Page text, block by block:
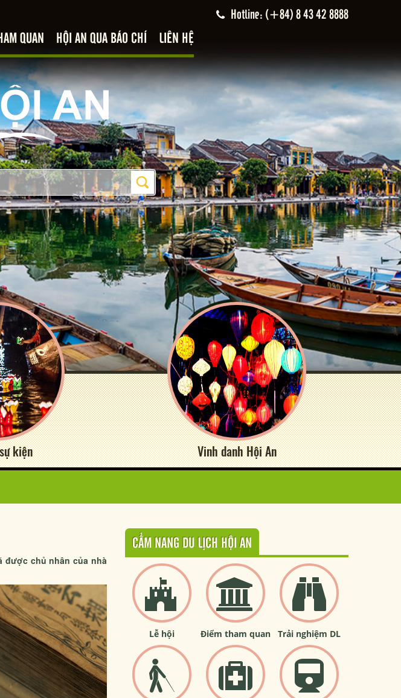
Hotline: (+84) 8 43 42 8888
QUAN HỘI AN QUA BÁO CHÍ LIÊN HỆ
kiện Vinh danh Hội An
được chủ nhân của nhà
CẨM NANG DU LỊCH HỘI AN
Lễ hội Điểm tham quan Trải nghiệm DL